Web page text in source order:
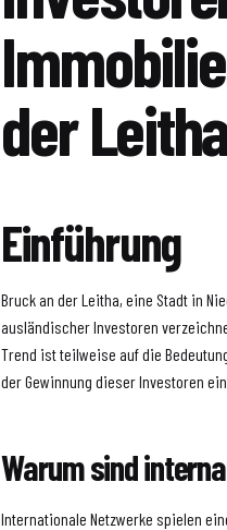
der
Einführung
Bruck an der Leitha, eine Stadt in
ausländischer Investoren
Trend ist teilweise auf die
der Gewinnung dieser Investoren
Warum sind
Internationale Netzwerke spielen